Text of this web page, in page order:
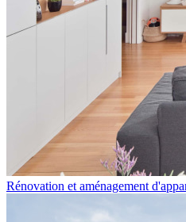
Rénovation et aménagement